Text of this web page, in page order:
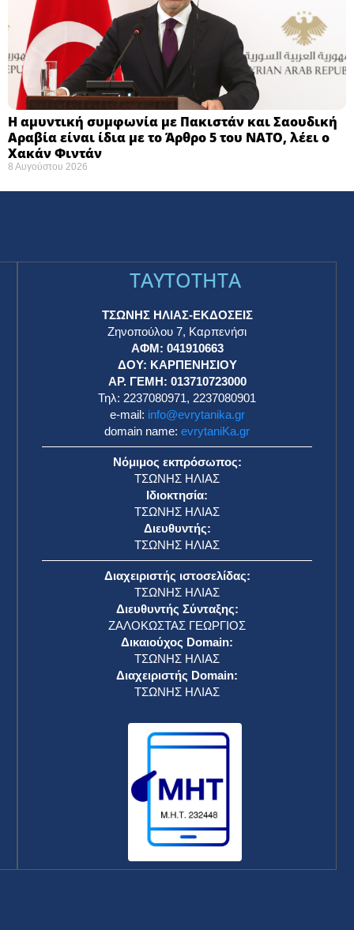
Η αμυντική συμφωνία με Πακιστάν και Σαουδική
Αραβία είναι ίδια με το Άρθρο 5 του ΝΑΤΟ, λέει ο
Χακάν Φιντάν
8 Αυγούστου 2026
TAYTOTHTA
ΤΣΩΝΗΣ ΗΛΙΑΣ-ΕΚΔΟΣΕΙΣ
Ζηνοπούλου 7, Καρπενήσι
ΑΦΜ: 041910663
ΔΟΥ: ΚΑΡΠΕΝΗΣΙΟΥ
ΑΡ. ΓΕΜΗ: 013710723000
Τηλ: 2237080971, 2237080901
e-mail: info@evrytanika.gr
domain name: evrytaniKa.gr
Νόμιμος εκπρόσωπος:
ΤΣΩΝΗΣ ΗΛΙΑΣ
Ιδιοκτησία:
ΤΣΩΝΗΣ ΗΛΙΑΣ
Διευθυντής:
ΤΣΩΝΗΣ ΗΛΙΑΣ
Διαχειριστής ιστοσελίδας:
ΤΣΩΝΗΣ ΗΛΙΑΣ
Διευθυντής Σύνταξης:
ΖΑΛΟΚΩΣΤΑΣ ΓΕΩΡΓΙΟΣ
Δικαιούχος Domain:
ΤΣΩΝΗΣ ΗΛΙΑΣ
Διαχειριστής Domain:
ΤΣΩΝΗΣ ΗΛΙΑΣ